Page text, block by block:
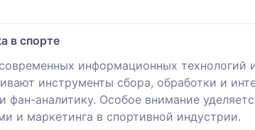
в спорте
информационных
инструменты сбора, обработки и
фан-аналитику. Особое внимание
и маркетинга в спортивной индустрии.